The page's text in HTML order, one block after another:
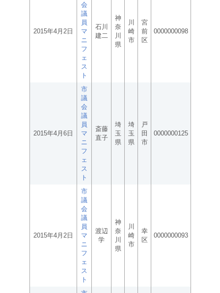
2015年4月2日
会
議
員
マ
ニ
フ
ェ
ス
ト
石川
建二
神
奈
川
県
川
崎
市
宮
前
区
0000000098
2015年4月6日
市
議
会
議
員
マ
ニ
フ
ェ
ス
ト
斎藤
直子
埼
玉
県
埼
玉
県
戸
田
市
0000000125
2015年4月2日
市
議
会
議
員
マ
ニ
フ
ェ
ス
ト
渡辺
学
神
奈
川
県
川
崎
市
幸
区
0000000093